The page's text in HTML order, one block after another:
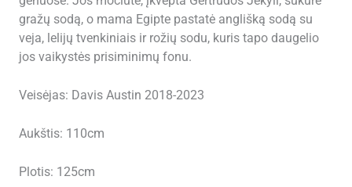
gražų sodą, o mama Egipte pastatė anglišką sodą su
veja, lelijų tvenkiniais ir rožių sodu, kuris tapo daugelio
jos vaikystės prisiminimų fonu.
Veisėjas: Davis Austin 2018-2023
Aukštis: 110cm
Plotis: 125cm